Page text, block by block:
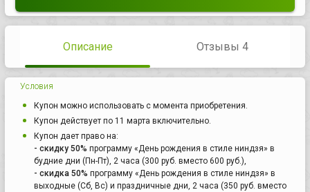
Описание Отзывы 4
Условия
Купон можно использовать с момента приобретения.
Купон действует по 11 марта включительно.
Купон дает право на:
- скидку 50% программу «День рождения в стиле ниндзя» в
будние дни (Пн-Пт), 2 часа (300 руб. вместо 600 руб.),
- скидка 50% программу «День рождения в стиле ниндзя» в
выходные (Сб, Вс) и праздничные дни, 2 часа (350 руб. вместо